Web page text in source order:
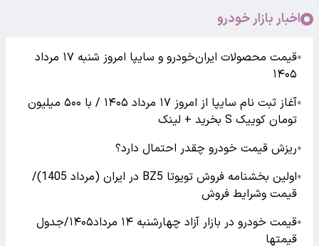
اخبار بازار خودرو
●
قیمت محصولات ایران‌خودرو و سایپا امروز شنبه ۱۷ مرداد
۱۴۰۵
●
آغاز ثبت نام سایپا از امروز ۱۷ مرداد ۱۴۰۵ / با ۵۰۰ میلیون
تومان کوییک S بخرید + لینک
●ریزش قیمت خودرو چقدر احتمال دارد؟
●
اولین بخشنامه فروش تویوتا BZ5 در ایران (مرداد 1405)/
قیمت وشرایط فروش
●
قیمت خودرو در بازار آزاد چهارشنبه ۱۴ مرداد۱۴۰۵/جدول
قیمتها